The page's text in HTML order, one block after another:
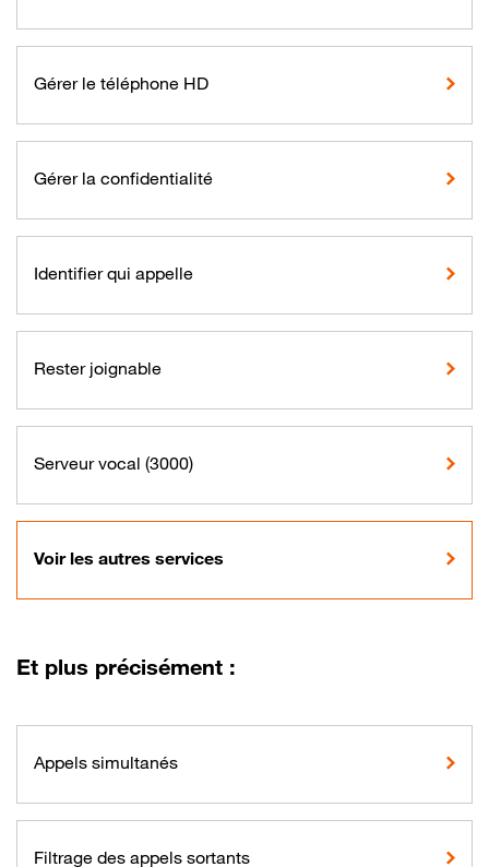
Gérer le téléphone HD
Gérer la confidentialité
Identifier qui appelle
Rester joignable
Serveur vocal (3000)
Voir les autres services
Et plus précisément :
Appels simultanés
Filtrage des appels sortants